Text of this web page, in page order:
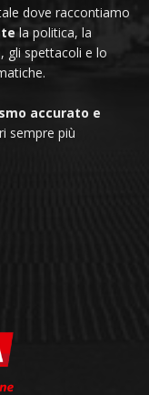
dove raccontiamo
la politica, la
gli spettacoli e lo
accurato e
sempre più